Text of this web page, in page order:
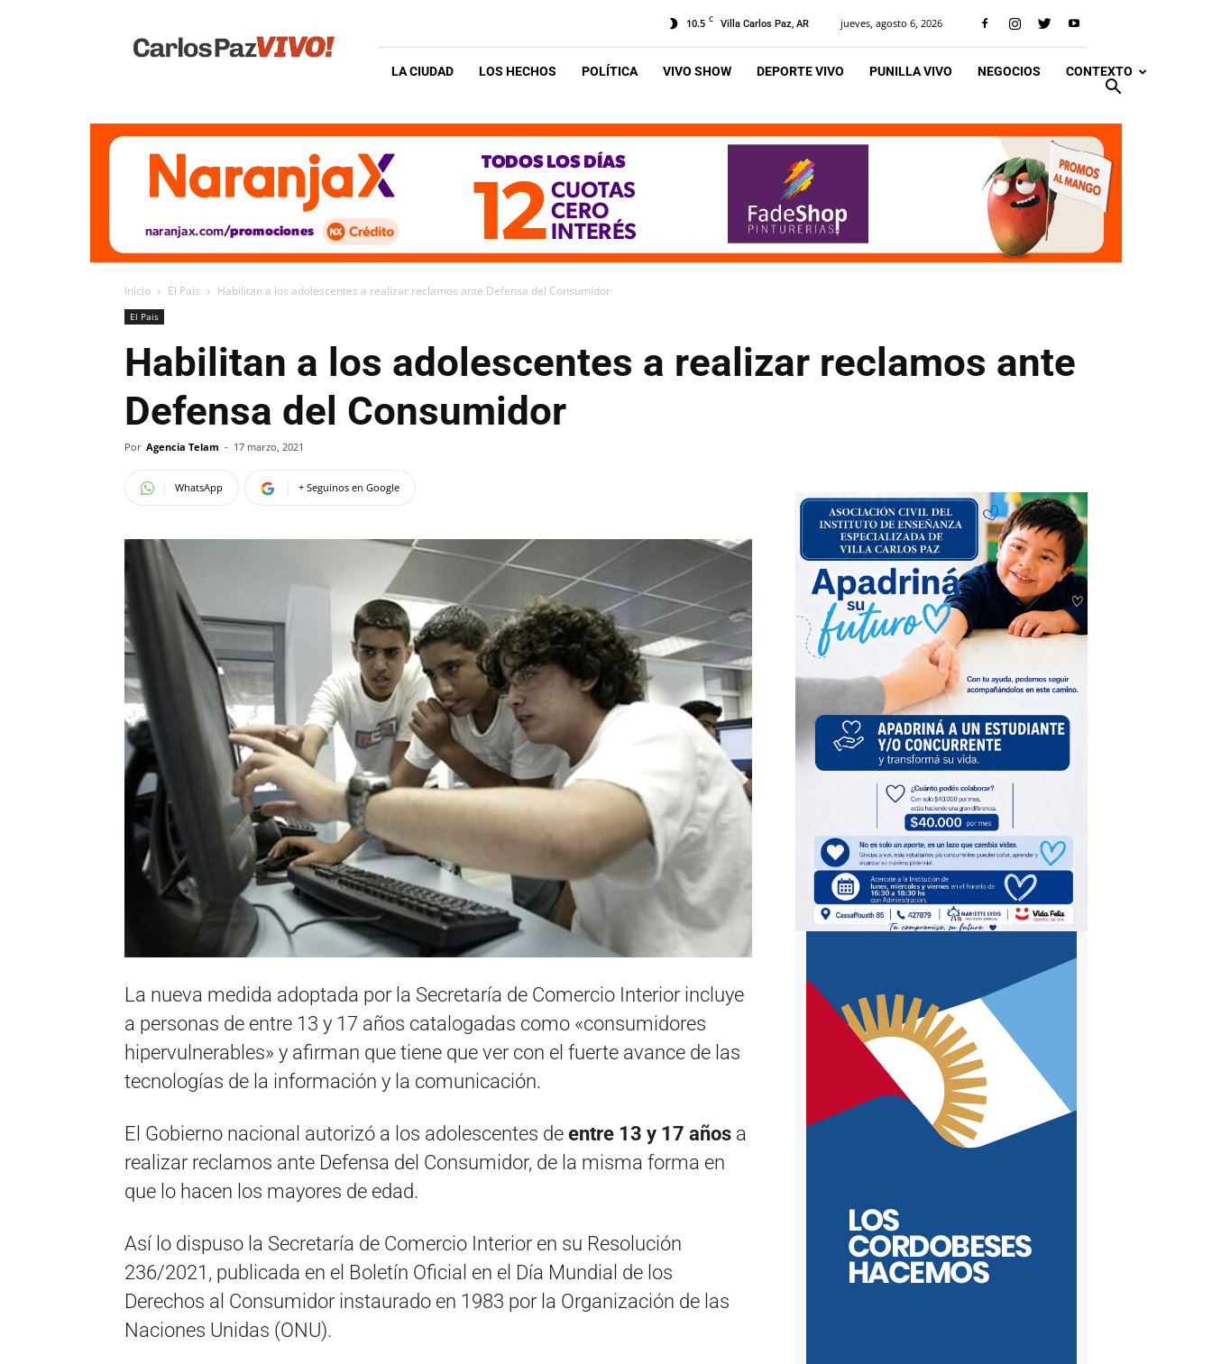
Vivo
10.5 C Villa Carlos Paz, AR jueves, agosto 6, 2026
LA CIUDAD LOS HECHOS POLÍTICA VIVO SHOW DEPORTE VIVO PUNILLA VIVO NEGOCIOS CONTEXTO
Inicio El Pais Habilitan a los adolescentes a realizar reclamos ante Defensa del Consumidor
El Pais
Habilitan a los adolescentes a realizar reclamos ante
Defensa del Consumidor
Por Agencia Telam - 17 marzo, 2021
WhatsApp + Seguinos en Google
La nueva medida adoptada por la Secretaría de Comercio Interior incluye
a personas de entre 13 y 17 años catalogadas como «consumidores
hipervulnerables» y afirman que tiene que ver con el fuerte avance de las
tecnologías de la información y la comunicación.
El Gobierno nacional autorizó a los adolescentes de entre 13 y 17 años a
realizar reclamos ante Defensa del Consumidor, de la misma forma en
que lo hacen los mayores de edad.
Así lo dispuso la Secretaría de Comercio Interior en su Resolución
236/2021, publicada en el Boletín Oficial en el Día Mundial de los
Derechos al Consumidor instaurado en 1983 por la Organización de las
Naciones Unidas (ONU).